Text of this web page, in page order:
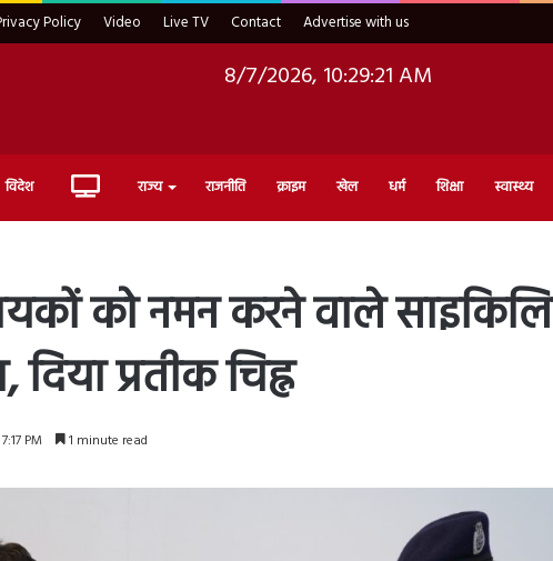
Policy Video Live TV Contact Advertise with us
8/7/2026, 10:29:23 AM
विदेश Live राज्य राजनीति क्राइम खेल धर्म शिक्षा स्वास्थ्य
को नमन करने वाले
प्रतीक चिह्न
PM 1 minute read